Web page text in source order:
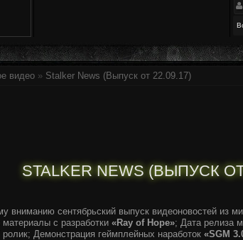
видео » Stalker News (Выпуск от 22.09.17)
STALKER NEWS (ВЫПУСК
вниманию сентябрьский выпуск видеоновостей из
с разработки «Ray of Hope»; Дата релиза
Демонстрация геймплейных наработок «SGM